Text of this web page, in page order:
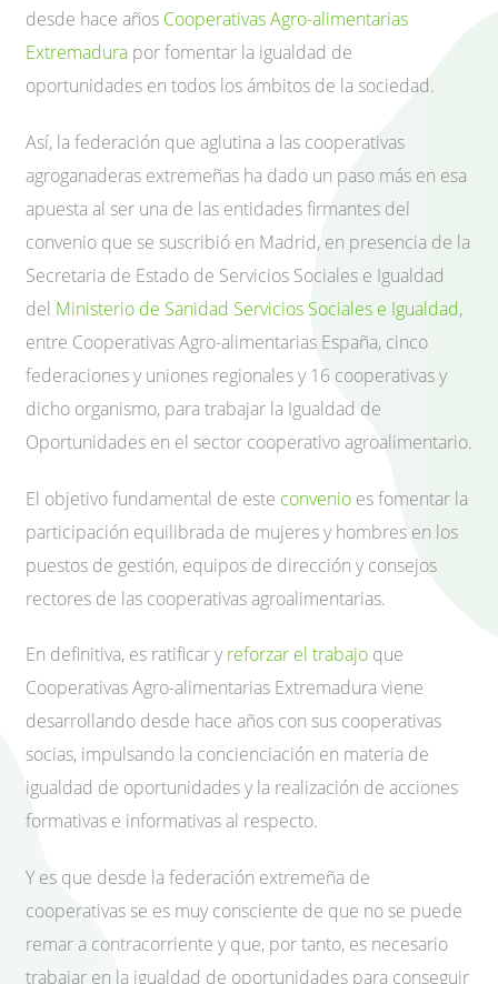
desde hace años Cooperativas Agro-alimentarias
Extremadura por fomentar la igualdad de
oportunidades en todos los ámbitos de la sociedad.
Así, la federación que aglutina a las cooperativas
agroganaderas extremeñas ha dado un paso más en esa
apuesta al ser una de las entidades firmantes del
convenio que se suscribió en Madrid, en presencia de la
Secretaria de Estado de Servicios Sociales e Igualdad
del Ministerio de Sanidad Servicios Sociales e Igualdad,
entre Cooperativas Agro-alimentarias España, cinco
federaciones y uniones regionales y 16 cooperativas y
dicho organismo, para trabajar la Igualdad de
Oportunidades en el sector cooperativo agroalimentario.
El objetivo fundamental de este convenio es fomentar la
participación equilibrada de mujeres y hombres en los
puestos de gestión, equipos de dirección y consejos
rectores de las cooperativas agroalimentarias.
En definitiva, es ratificar y reforzar el trabajo que
Cooperativas Agro-alimentarias Extremadura viene
desarrollando desde hace años con sus cooperativas
socias, impulsando la concienciación en materia de
igualdad de oportunidades y la realización de acciones
formativas e informativas al respecto.
Y es que desde la federación extremeña de
cooperativas se es muy consciente de que no se puede
remar a contracorriente y que, por tanto, es necesario
trabajar en la igualdad de oportunidades para conseguir